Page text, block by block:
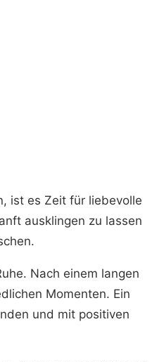
ist es Zeit für liebevolle
ausklingen zu lassen
Nach einem langen
Momenten. Ein
und mit positiven